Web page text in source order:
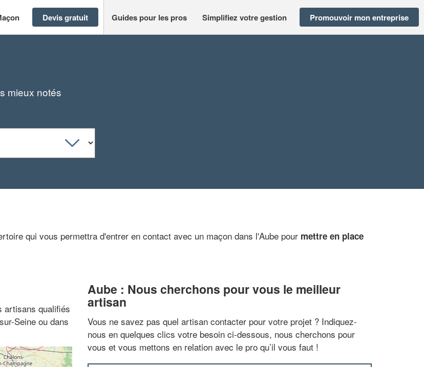
Devis gratuit Guides pour les pros Simplifiez votre gestion Promouvoir mon entreprise
mieux notés
qui vous permettra d'entrer en contact avec un maçon dans l'Aube pour mettre en place
artisans qualifiés
Seine ou dans
Aube : Nous cherchons pour vous le meilleur
artisan
Vous ne savez pas quel artisan contacter pour votre projet ? Indiquez-
nous en quelques clics votre besoin ci-dessous, nous cherchons pour
vous et vous mettons en relation avec le pro qu’il vous faut !